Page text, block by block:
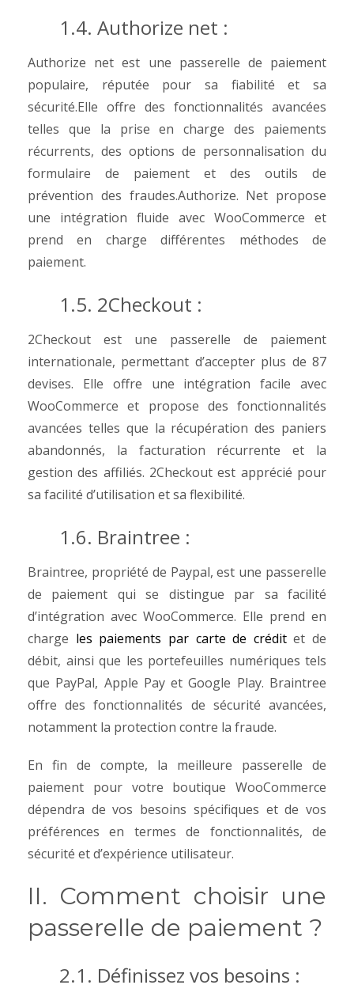
1.4. Authorize net :
Authorize net est une passerelle de paiement
populaire, réputée pour sa fiabilité et sa
sécurité.Elle offre des fonctionnalités avancées
telles que la prise en charge des paiements
récurrents, des options de personnalisation du
formulaire de paiement et des outils de
prévention des fraudes.Authorize. Net propose
une intégration fluide avec WooCommerce et
prend en charge différentes méthodes de
paiement.
1.5. 2Checkout :
2Checkout est une passerelle de paiement
internationale, permettant d’accepter plus de 87
devises. Elle offre une intégration facile avec
WooCommerce et propose des fonctionnalités
avancées telles que la récupération des paniers
abandonnés, la facturation récurrente et la
gestion des affiliés. 2Checkout est apprécié pour
sa facilité d’utilisation et sa flexibilité.
1.6. Braintree :
Braintree, propriété de Paypal, est une passerelle
de paiement qui se distingue par sa facilité
d’intégration avec WooCommerce. Elle prend en
charge les paiements par carte de créditet de
débit, ainsi que les portefeuilles numériques tels
que PayPal, Apple Pay et Google Play. Braintree
offre des fonctionnalités de sécurité avancées,
notamment la protection contre la fraude.
En fin de compte, la meilleure passerelle de
paiement pour votre boutique WooCommerce
dépendra de vos besoins spécifiques et de vos
préférences en termes de fonctionnalités, de
sécurité et d’expérience utilisateur.
II. Comment choisir une
passerelle de paiement ?
2.1. Définissez vos besoins :